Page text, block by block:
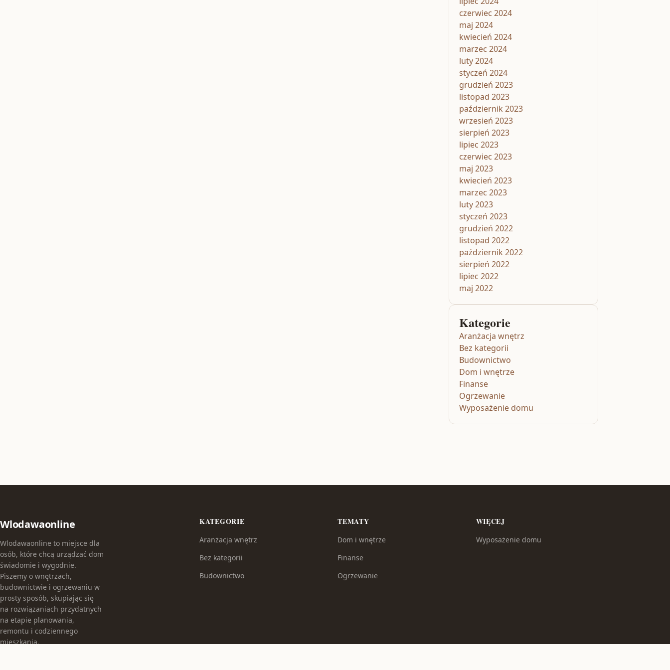
czerwiec 2024
maj 2024
kwiecień 2024
marzec 2024
luty 2024
styczeń 2024
grudzień 2023
listopad 2023
październik 2023
wrzesień 2023
sierpień 2023
lipiec 2023
czerwiec 2023
maj 2023
kwiecień 2023
marzec 2023
luty 2023
styczeń 2023
grudzień 2022
listopad 2022
październik 2022
sierpień 2022
lipiec 2022
maj 2022
Kategorie
Aranżacja wnętrz
Bez kategorii
Budownictwo
Dom i wnętrze
Finanse
Ogrzewanie
Wyposażenie domu
Wlodawaonline
Wlodawaonline to miejsce dla
osób, które chcą urządzać dom
świadomie i wygodnie.
Piszemy o wnętrzach,
budownictwie i ogrzewaniu w
prosty sposób, skupiając się
na rozwiązaniach przydatnych
na etapie planowania,
remontu i codziennego
mieszkania.
KATEGORIE
Aranżacja wnętrz
Bez kategorii
Budownictwo
TEMATY
Dom i wnętrze
Finanse
Ogrzewanie
WIĘCEJ
Wyposażenie domu